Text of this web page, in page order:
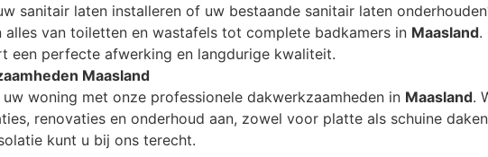
sanitair laten installeren of uw bestaande sanitair laten
alles van toiletten en wastafels tot complete badkamers in Maasland.
een perfecte afwerking en langdurige kwaliteit.
Maasland
uw woning met onze professionele dakwerkzaamheden in Maasland.
renovaties en onderhoud aan, zowel voor platte als schuine
kunt u bij ons terecht.